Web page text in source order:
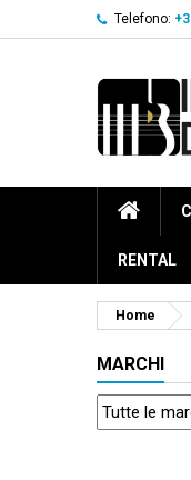
Telefono:
RENTAL
Home
MARCHI